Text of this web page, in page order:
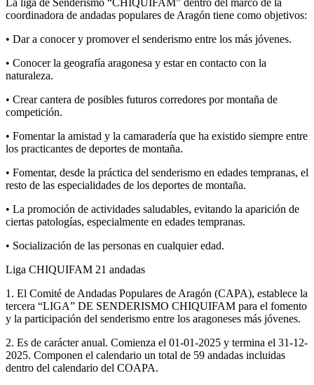
La liga de Senderismo “CHIQUIFAM” dentro del marco de la
coordinadora de andadas populares de Aragón tiene como objetivos:
• Dar a conocer y promover el senderismo entre los más jóvenes.
• Conocer la geografía aragonesa y estar en contacto con la
naturaleza.
• Crear cantera de posibles futuros corredores por montaña de
competición.
• Fomentar la amistad y la camaradería que ha existido siempre entre
los practicantes de deportes de montaña.
• Fomentar, desde la práctica del senderismo en edades tempranas, el
resto de las especialidades de los deportes de montaña.
• La promoción de actividades saludables, evitando la aparición de
ciertas patologías, especialmente en edades tempranas.
• Socialización de las personas en cualquier edad.
Liga CHIQUIFAM 21 andadas
1. El Comité de Andadas Populares de Aragón (CAPA), establece la
tercera “LIGA” DE SENDERISMO CHIQUIFAM para el fomento
y la participación del senderismo entre los aragoneses más jóvenes.
2. Es de carácter anual. Comienza el 01-01-2025 y termina el 31-12-
2025. Componen el calendario un total de 59 andadas incluidas
dentro del calendario del COAPA.